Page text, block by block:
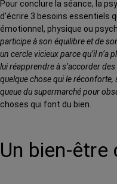
Pour conclure la séance, la
d’écrire 3 besoins essentiels
émotionnel, physique ou
participe à son équilibre et de
un cercle vicieux parce qu’il n’a
lui réapprendre à s’accorder
quelque chose qui le réconforte,
queue du supermarché pour
choses qui font du bien.
Un bien-